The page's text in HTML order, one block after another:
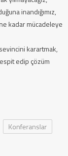
inandığımız,
kadar mücadeleye
karartmak,
edip çözüm
Konferanslar